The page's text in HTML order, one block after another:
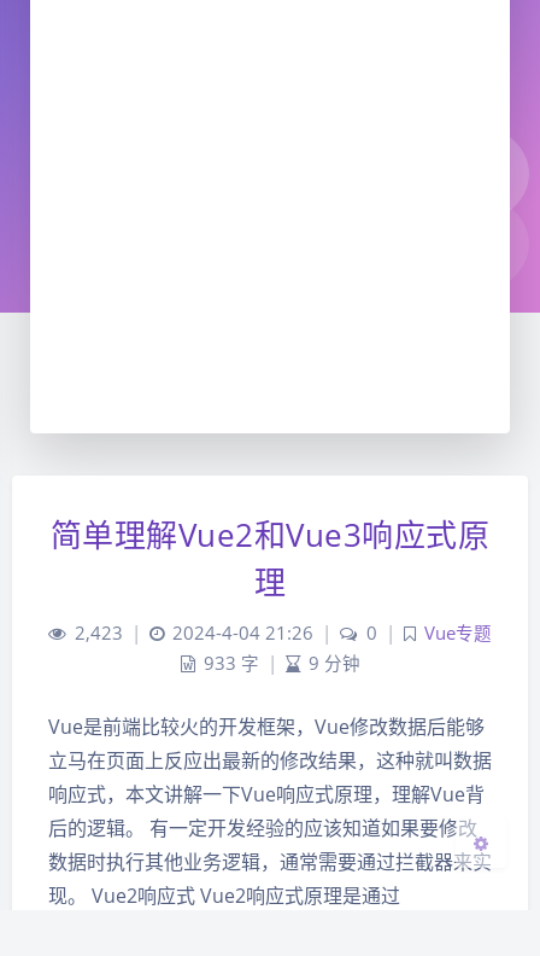
夜间模式
Sans Serif Serif
关闭 日落 暗化 灰度
简单理解Vue2和Vue3响应式原
理
2,423 2024-4-04 21:26 0
Vue专题
933 字
9 分钟
Vue是前端比较火的开发框架，Vue修改数据后能够
立马在页面上反应出最新的修改结果，这种就叫数据
响应式，本文讲解一下Vue响应式原理，理解Vue背
后的逻辑。 有一定开发经验的应该知道如果要修改
数据时执行其他业务逻辑，通常需要通过拦截器来实
现。 Vue2响应式 Vue2响应式原理是通过